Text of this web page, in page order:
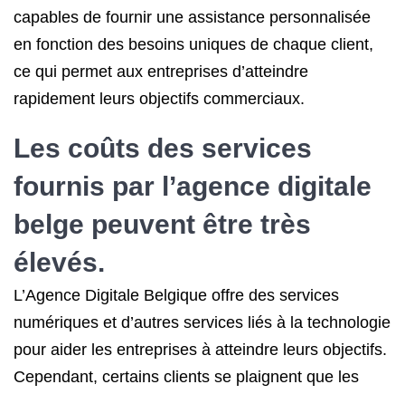
capables de fournir une assistance personnalisée
en fonction des besoins uniques de chaque client,
ce qui permet aux entreprises d’atteindre
rapidement leurs objectifs commerciaux.
Les coûts des services
fournis par l’agence digitale
belge peuvent être très
élevés.
L’Agence Digitale Belgique offre des services
numériques et d’autres services liés à la technologie
pour aider les entreprises à atteindre leurs objectifs.
Cependant, certains clients se plaignent que les